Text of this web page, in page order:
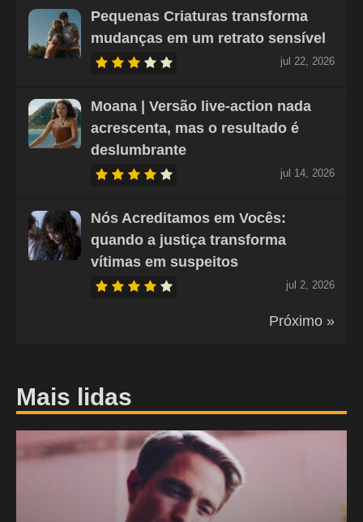
Pequenas Criaturas transforma
mudanças em um retrato sensível
jul 22, 2026
Moana | Versão live-action nada
acrescenta, mas o resultado é
deslumbrante
jul 14, 2026
Nós Acreditamos em Vocês:
quando a justiça transforma
vítimas em suspeitos
jul 2, 2026
Próximo »
Mais lidas